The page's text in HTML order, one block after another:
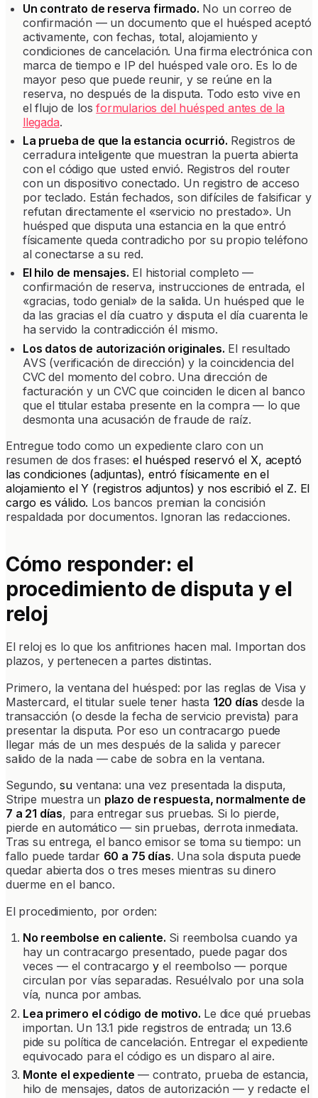
Un contrato de reserva firmado. No un correo de
confirmación — un documento que el huésped aceptó
activamente, con fechas, total, alojamiento y
condiciones de cancelación. Una firma electrónica con
marca de tiempo e IP del huésped vale oro. Es lo de
mayor peso que puede reunir, y se reúne en la
reserva, no después de la disputa. Todo esto vive en
el flujo de losformularios del huésped antes de la
llegada.
La prueba de que la estancia ocurrió. Registros de
cerradura inteligente que muestran la puerta abierta
con el código que usted envió. Registros del router
con un dispositivo conectado. Un registro de acceso
por teclado. Están fechados, son difíciles de falsificar y
refutan directamente el «servicio no prestado». Un
huésped que disputa una estancia en la que entró
físicamente queda contradicho por su propio teléfono
al conectarse a su red.
El hilo de mensajes. El historial completo —
confirmación de reserva, instrucciones de entrada, el
«gracias, todo genial» de la salida. Un huésped que le
da las gracias el día cuatro y disputa el día cuarenta le
ha servido la contradicción él mismo.
Los datos de autorización originales. El resultado
AVS (verificación de dirección) y la coincidencia del
CVC del momento del cobro. Una dirección de
facturación y un CVC que coinciden le dicen al banco
que el titular estaba presente en la compra — lo que
desmonta una acusación de fraude de raíz.
Entregue todo como un expediente claro con un
resumen de dos frases: el huésped reservó el X, aceptó
las condiciones (adjuntas), entró físicamente en el
alojamiento el Y (registros adjuntos) y nos escribió el Z. El
cargo es válido. Los bancos premian la concisión
respaldada por documentos. Ignoran las redacciones.
Cómo responder: el
procedimiento de disputa y el
reloj
El reloj es lo que los anfitriones hacen mal. Importan dos
plazos, y pertenecen a partes distintas.
Primero, la ventana del huésped: por las reglas de Visa y
Mastercard, el titular suele tener hasta 120 días desde la
transacción (o desde la fecha de servicio prevista) para
presentar la disputa. Por eso un contracargo puede
llegar más de un mes después de la salida y parecer
salido de la nada — cabe de sobra en la ventana.
Segundo,su ventana: una vez presentada la disputa,
Stripe muestra un plazo de respuesta, normalmente de
7 a 21 días, para entregar sus pruebas. Si lo pierde,
pierde en automático — sin pruebas, derrota inmediata.
Tras su entrega, el banco emisor se toma su tiempo: un
fallo puede tardar 60 a 75 días. Una sola disputa puede
quedar abierta dos o tres meses mientras su dinero
duerme en el banco.
El procedimiento, por orden:
No reembolse en caliente. Si reembolsa cuando ya
hay un contracargo presentado, puede pagar dos
veces — el contracargo yel reembolso — porque
circulan por vías separadas. Resuélvalo por una sola
vía, nunca por ambas.
Lea primero el código de motivo. Le dice qué pruebas
importan. Un 13.1 pide registros de entrada; un 13.6
pide su política de cancelación. Entregar el expediente
equivocado para el código es un disparo al aire.
Monte el expediente — contrato, prueba de estancia,
hilo de mensajes, datos de autorización — y redacte el